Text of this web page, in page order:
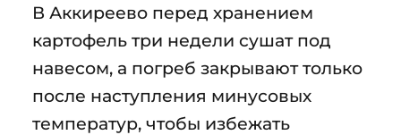
В Аккиреево перед хранением
картофель три недели сушат под
навесом, а погреб закрывают только
после наступления минусовых
температур, чтобы избежать